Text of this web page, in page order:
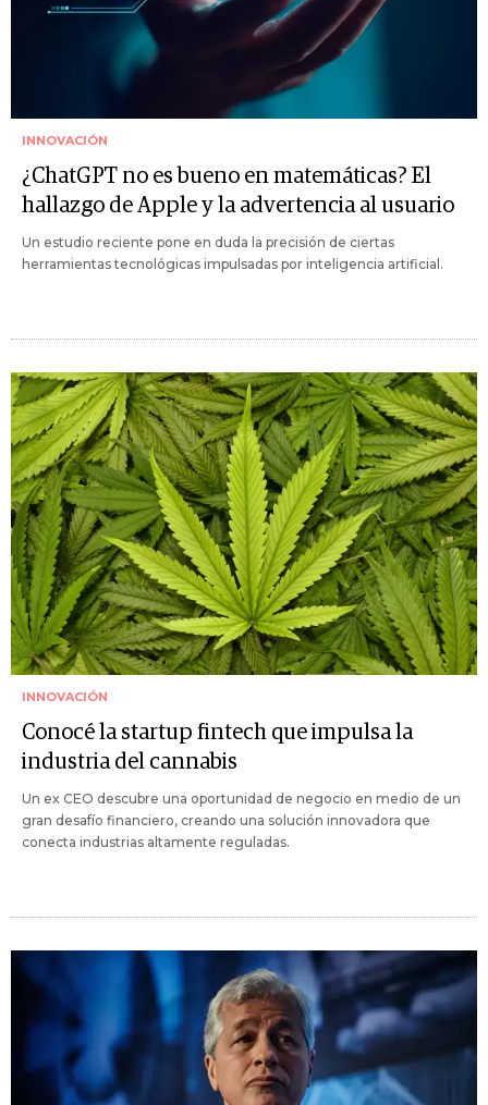
INNOVACIÓN
¿ChatGPT no es bueno en matemáticas? El
hallazgo de Apple y la advertencia al usuario
Un estudio reciente pone en duda la precisión de ciertas
herramientas tecnológicas impulsadas por inteligencia artificial.
INNOVACIÓN
Conocé la startup fintech que impulsa la
industria del cannabis
Un ex CEO descubre una oportunidad de negocio en medio de un
gran desafío financiero, creando una solución innovadora que
conecta industrias altamente reguladas.